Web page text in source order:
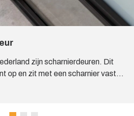
zijn scharnierdeuren. Dit
op en zit met een scharnier vast